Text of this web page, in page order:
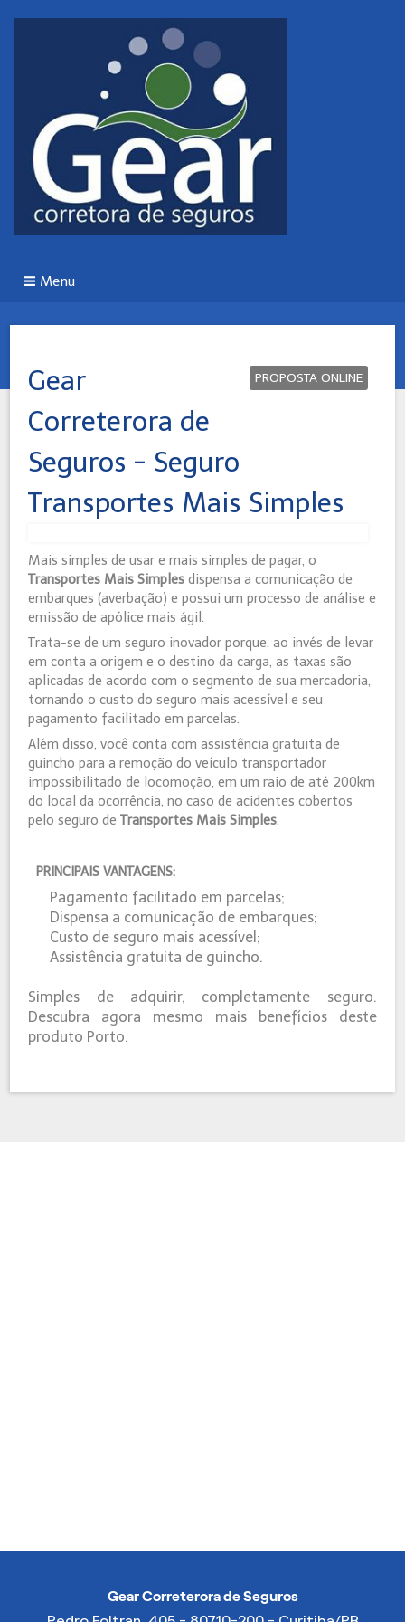
Menu
PROPOSTA ONLINE
Gear
Correterora de
Seguros - Seguro
Transportes Mais Simples
Mais simples de usar e mais simples de pagar, o
Transportes Mais Simplesdispensa a comunicação de
embarques (averbação) e possui um processo de análise e
emissão de apólice mais ágil.
Trata-se de um seguro inovador porque, ao invés de levar
em conta a origem e o destino da carga, as taxas são
aplicadas de acordo com o segmento de sua mercadoria,
tornando o custo do seguro mais acessível e seu
pagamento facilitado em parcelas.
Além disso, você conta com assistência gratuita de
guincho para a remoção do veículo transportador
impossibilitado de locomoção, em um raio de até 200km
do local da ocorrência, no caso de acidentes cobertos
pelo seguro de Transportes Mais Simples.
PRINCIPAIS VANTAGENS:
Pagamento facilitado em parcelas;
Dispensa a comunicação de embarques;
Custo de seguro mais acessível;
Assistência gratuita de guincho.
Simples de adquirir, completamente seguro.
Descubra agora mesmo mais benefícios deste
produto Porto.
Gear Correterora de Seguros